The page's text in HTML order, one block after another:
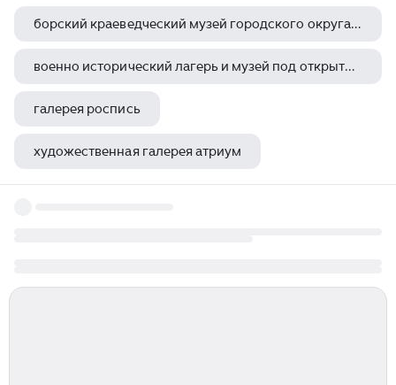
борский краеведческий музей городского округа город бор нижегородской области
военно исторический лагерь и музей под открытым небом омиппо доблесть
галерея роспись
художественная галерея атриум